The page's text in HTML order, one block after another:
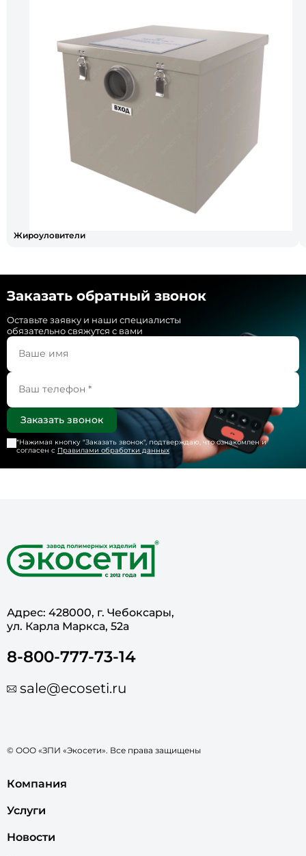
Жироуловители
Заказать обратный звонок
Оставьте заявку и наши специалисты
обязательно свяжутся с вами
*Нажимая кнопку "Заказать звонок", подтверждаю, что ознакомлен и
согласен с Правилами обработки данных
Адрес: 428000, г. Чебоксары,
ул. Карла Маркса, 52а
8-800-777-73-14
sale@ecoseti.ru
© ООО «ЗПИ «Экосети». Все права защищены
Компания
Услуги
Новости